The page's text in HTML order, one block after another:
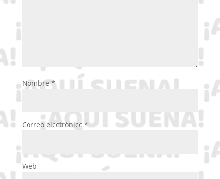
Nombre*
Correo electrónico *
Web